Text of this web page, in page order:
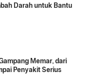
Darah untuk Bantu
Memar, dari
Penyakit Serius